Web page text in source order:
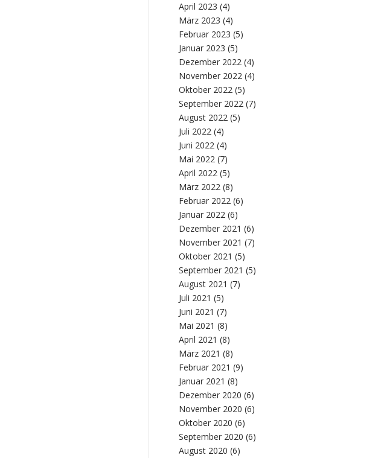
April 2023 (4)
März 2023 (4)
Februar 2023 (5)
Januar 2023 (5)
Dezember 2022 (4)
November 2022 (4)
Oktober 2022 (5)
September 2022 (7)
August 2022 (5)
Juli 2022 (4)
Juni 2022 (4)
Mai 2022 (7)
April 2022 (5)
März 2022 (8)
Februar 2022 (6)
Januar 2022 (6)
Dezember 2021 (6)
November 2021 (7)
Oktober 2021 (5)
September 2021 (5)
August 2021 (7)
Juli 2021 (5)
Juni 2021 (7)
Mai 2021 (8)
April 2021 (8)
März 2021 (8)
Februar 2021 (9)
Januar 2021 (8)
Dezember 2020 (6)
November 2020 (6)
Oktober 2020 (6)
September 2020 (6)
August 2020 (6)